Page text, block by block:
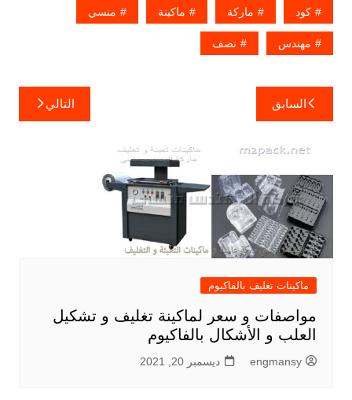
كود ماركة ماكينة منسي
مهندس نصف
تصفّح
المقالات
السابق التالي
ماكينات تغليف بالفاكيوم
مواصفات و سعر لماكينة تغليف و تشكيل
العلب و الأشكال بالفاكيوم
engmansy ديسمبر 20, 2021